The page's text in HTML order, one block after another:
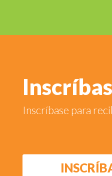
Inscríbase para